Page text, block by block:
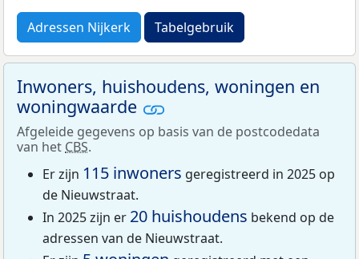
Adressen Nijkerk Tabelgebruik
Inwoners, huishoudens, woningen en
woningwaarde
Afgeleide gegevens op basis van de postcodedata
van het CBS.
Er zijn 115 inwoners geregistreerd in 2025 op
de Nieuwstraat.
In 2025 zijn er 20 huishoudens bekend op de
adressen van de Nieuwstraat.